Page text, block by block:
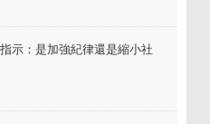
示：是加強紀律還是縮小社